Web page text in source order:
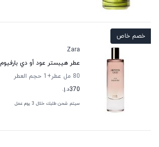
خصم خاص
Zara
عطر هيبستر عود أو دي بارفيوم
80 مل عطر
+1
حجم العطر
370د.إ.
سيتم شحن طلبك خلال 3 يوم عمل